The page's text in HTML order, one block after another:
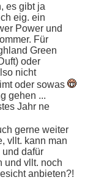
es gibt ja
eig. ein
Power und
Für
Green
oder
nicht
oder sowas
gehen ...
Jahr ne
gerne weiter
vllt. kann man
dafür
und vllt. noch
anbieten?!